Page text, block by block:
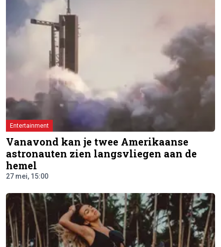
Entertainment
Vanavond kan je twee Amerikaanse
astronauten zien langsvliegen aan de
hemel
27 mei, 15:00